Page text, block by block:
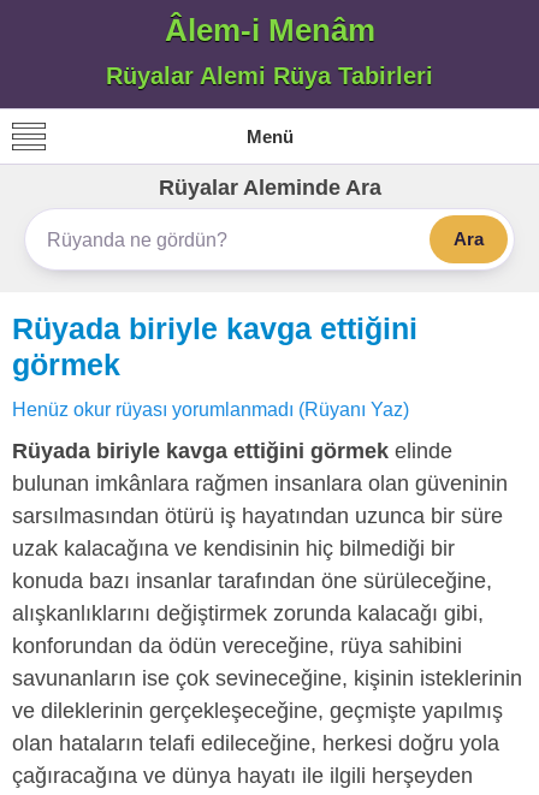
Âlem-i Menâm
Rüyalar Alemi Rüya Tabirleri
Menü
Rüyalar Aleminde Ara
Ara
Rüyada biriyle kavga ettiğini
görmek
Henüz okur rüyası yorumlanmadı (Rüyanı Yaz)
Rüyada biriyle kavga ettiğini görmek elinde
bulunan imkânlara rağmen insanlara olan güveninin
sarsılmasından ötürü iş hayatından uzunca bir süre
uzak kalacağına ve kendisinin hiç bilmediği bir
konuda bazı insanlar tarafından öne sürüleceğine,
alışkanlıklarını değiştirmek zorunda kalacağı gibi,
konforundan da ödün vereceğine, rüya sahibini
savunanların ise çok sevineceğine, kişinin isteklerinin
ve dileklerinin gerçekleşeceğine, geçmişte yapılmış
olan hataların telafi edileceğine, herkesi doğru yola
çağıracağına ve dünya hayatı ile ilgili herşeyden